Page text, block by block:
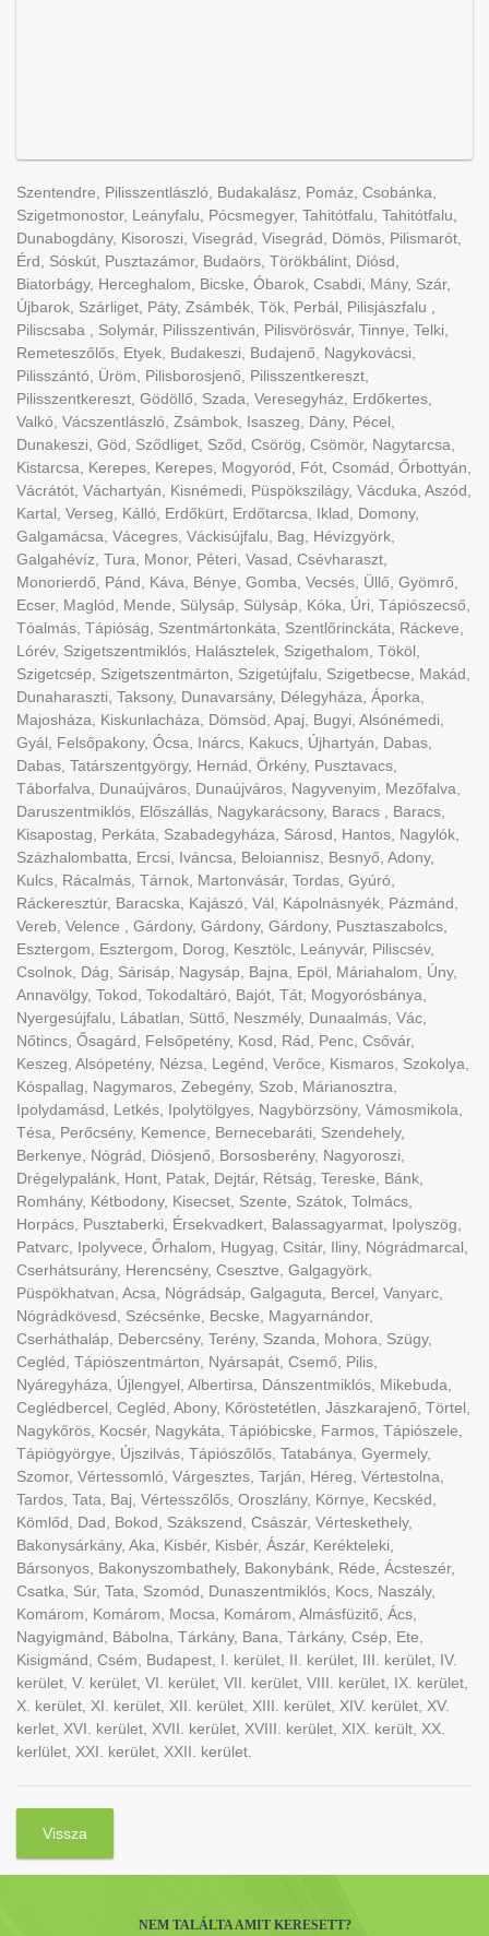
Szentendre, Pilisszentlászló, Budakalász, Pomáz, Csobánka,
Szigetmonostor, Leányfalu, Pócsmegyer, Tahitótfalu, Tahitótfalu,
Dunabogdány, Kisoroszi, Visegrád, Visegrád, Dömös, Pilismarót,
Érd, Sóskút, Pusztazámor, Budaörs, Törökbálint, Diósd,
Biatorbágy, Herceghalom, Bicske, Óbarok, Csabdi, Mány, Szár,
Újbarok, Szárliget, Páty, Zsámbék, Tök, Perbál, Pilisjászfalu ,
Piliscsaba , Solymár, Pilisszentiván, Pilisvörösvár, Tinnye, Telki,
Remeteszőlős, Etyek, Budakeszi, Budajenő, Nagykovácsi,
Pilisszántó, Üröm, Pilisborosjenő, Pilisszentkereszt,
Pilisszentkereszt, Gödöllő, Szada, Veresegyház, Erdőkertes,
Valkó, Vácszentlászló, Zsámbok, Isaszeg, Dány, Pécel,
Dunakeszi, Göd, Sződliget, Sződ, Csörög, Csömör, Nagytarcsa,
Kistarcsa, Kerepes, Kerepes, Mogyoród, Fót, Csomád, Őrbottyán,
Vácrátót, Váchartyán, Kisnémedi, Püspökszilágy, Vácduka, Aszód,
Kartal, Verseg, Kálló, Erdőkürt, Erdőtarcsa, Iklad, Domony,
Galgamácsa, Vácegres, Váckisújfalu, Bag, Hévízgyörk,
Galgahévíz, Tura, Monor, Péteri, Vasad, Csévharaszt,
Monorierdő, Pánd, Káva, Bénye, Gomba, Vecsés, Üllő, Gyömrő,
Ecser, Maglód, Mende, Sülysáp, Sülysáp, Kóka, Úri, Tápiószecső,
Tóalmás, Tápióság, Szentmártonkáta, Szentlőrinckáta, Ráckeve,
Lórév, Szigetszentmiklós, Halásztelek, Szigethalom, Tököl,
Szigetcsép, Szigetszentmárton, Szigetújfalu, Szigetbecse, Makád,
Dunaharaszti, Taksony, Dunavarsány, Délegyháza, Áporka,
Majosháza, Kiskunlacháza, Dömsöd, Apaj, Bugyi, Alsónémedi,
Gyál, Felsőpakony, Ócsa, Inárcs, Kakucs, Újhartyán, Dabas,
Dabas, Tatárszentgyörgy, Hernád, Örkény, Pusztavacs,
Táborfalva, Dunaújváros, Dunaújváros, Nagyvenyim, Mezőfalva,
Daruszentmiklós, Előszállás, Nagykarácsony, Baracs , Baracs,
Kisapostag, Perkáta, Szabadegyháza, Sárosd, Hantos, Nagylók,
Százhalombatta, Ercsi, Iváncsa, Beloiannisz, Besnyő, Adony,
Kulcs, Rácalmás, Tárnok, Martonvásár, Tordas, Gyúró,
Ráckeresztúr, Baracska, Kajászó, Vál, Kápolnásnyék, Pázmánd,
Vereb, Velence , Gárdony, Gárdony, Gárdony, Pusztaszabolcs,
Esztergom, Esztergom, Dorog, Kesztölc, Leányvár, Piliscsév,
Csolnok, Dág, Sárisáp, Nagysáp, Bajna, Epöl, Máriahalom, Úny,
Annavölgy, Tokod, Tokodaltáró, Bajót, Tát, Mogyorósbánya,
Nyergesújfalu, Lábatlan, Süttő, Neszmély, Dunaalmás, Vác,
Nőtincs, Ősagárd, Felsőpetény, Kosd, Rád, Penc, Csővár,
Keszeg, Alsópetény, Nézsa, Legénd, Verőce, Kismaros, Szokolya,
Kóspallag, Nagymaros, Zebegény, Szob, Márianosztra,
Ipolydamásd, Letkés, Ipolytölgyes, Nagybörzsöny, Vámosmikola,
Tésa, Perőcsény, Kemence, Bernecebaráti, Szendehely,
Berkenye, Nógrád, Diósjenő, Borsosberény, Nagyoroszi,
Drégelypalánk, Hont, Patak, Dejtár, Rétság, Tereske, Bánk,
Romhány, Kétbodony, Kisecset, Szente, Szátok, Tolmács,
Horpács, Pusztaberki, Érsekvadkert, Balassagyarmat, Ipolyszög,
Patvarc, Ipolyvece, Őrhalom, Hugyag, Csitár, Iliny, Nógrádmarcal,
Cserhátsurány, Herencsény, Csesztve, Galgagyörk,
Püspökhatvan, Acsa, Nógrádsáp, Galgaguta, Bercel, Vanyarc,
Nógrádkövesd, Szécsénke, Becske, Magyarnándor,
Cserháthaláp, Debercsény, Terény, Szanda, Mohora, Szügy,
Cegléd, Tápiószentmárton, Nyársapát, Csemő, Pilis,
Nyáregyháza, Újlengyel, Albertirsa, Dánszentmiklós, Mikebuda,
Ceglédbercel, Cegléd, Abony, Kőröstetétlen, Jászkarajenő, Törtel,
Nagykőrös, Kocsér, Nagykáta, Tápióbicske, Farmos, Tápiószele,
Tápiógyörgye, Újszilvás, Tápiószőlős, Tatabánya, Gyermely,
Szomor, Vértessomló, Várgesztes, Tarján, Héreg, Vértestolna,
Tardos, Tata, Baj, Vértesszőlős, Oroszlány, Környe, Kecskéd,
Kömlőd, Dad, Bokod, Szákszend, Császár, Vérteskethely,
Bakonysárkány, Aka, Kisbér, Kisbér, Ászár, Kerékteleki,
Bársonyos, Bakonyszombathely, Bakonybánk, Réde, Ácsteszér,
Csatka, Súr, Tata, Szomód, Dunaszentmiklós, Kocs, Naszály,
Komárom, Komárom, Mocsa, Komárom, Almásfüzitő, Ács,
Nagyigmánd, Bábolna, Tárkány, Bana, Tárkány, Csép, Ete,
Kisigmánd, Csém, Budapest, I. kerület, II. kerület, III. kerület, IV.
kerület, V. kerület, VI. kerület, VII. kerület, VIII. kerület, IX. kerület,
X. kerület, XI. kerület, XII. kerület, XIII. kerület, XIV. kerület, XV.
kerlet, XVI. kerület, XVII. kerület, XVIII. kerület, XIX. került, XX.
kerlület, XXI. kerület, XXII. kerület.
Vissza
NEM TALÁLTA AMIT KERESETT?